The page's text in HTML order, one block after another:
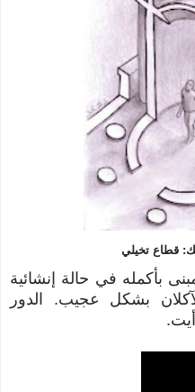
قطاع تخيلي
بأكمله في حالة إنشائية
بشكل عجيب.
الدور